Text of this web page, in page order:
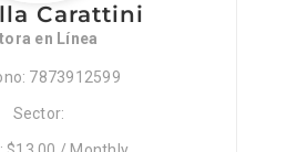
Eventos
Carattini
en Línea
7873912599
Sector: